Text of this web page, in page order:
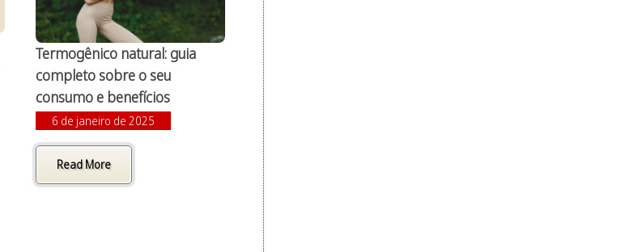
Termogênico natural: guia
completo sobre o seu
consumo e benefícios
6 de janeiro de 2025
Read More